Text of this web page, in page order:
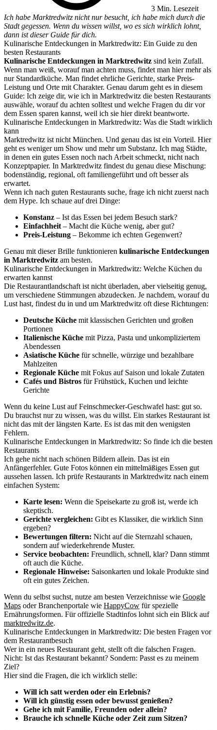
3 Min. Lesezeit
Ich habe Marktredwitz nicht nur besucht, ich habe mich durch die
Stadt gegessen. Wenn du wissen willst, wo es sich wirklich lohnt,
dann ist dieser Guide für dich.
Kulinarische Entdeckungen in Marktredwitz: Ein Guide zu den
besten Restaurants
Kulinarische Entdeckungen in Marktredwitz sind kein Zufall.
Wenn man weiß, worauf man achten muss, findet man hier mehr als
nur Standardküche. Man findet ehrliche Gerichte, starke Preis-
Leistung und Orte mit Charakter. Genau darum geht es in diesem
Guide: Ich zeige dir, wie ich in Marktredwitz die besten Restaurants
auswähle, worauf du achten solltest und welche Fragen du dir vor
dem Essen sparen kannst, weil ich sie hier direkt beantworte.
Kulinarische Entdeckungen in Marktredwitz: Was die Stadt wirklich
kann
Marktredwitz ist nicht München. Und genau das ist ein Vorteil. Hier
geht es weniger um Show und mehr um Substanz. Ich mag Städte,
in denen ein gutes Essen noch nach Arbeit schmeckt, nicht nach
Konzeptpapier. In Marktredwitz findest du genau diese Mischung:
bodenständig, regional, oft familiengeführt und oft besser als
erwartet.
Wenn ich nach guten Restaurants suche, frage ich nicht zuerst nach
dem Hype. Ich schaue auf drei Dinge:
Konstanz – Ist das Essen bei jedem Besuch stark?
Einfachheit – Macht die Küche wenig, aber gut?
Preis-Leistung – Bekomme ich echten Gegenwert?
Genau mit dieser Brille funktionieren kulinarische Entdeckungen
in Marktredwitz am besten.
Kulinarische Entdeckungen in Marktredwitz: Welche Küchen du
erwarten kannst
Die Restaurantlandschaft ist nicht überladen, aber vielseitig genug,
um verschiedene Stimmungen abzudecken. Je nachdem, worauf du
Lust hast, findest du in und um Marktredwitz oft diese Richtungen:
Deutsche Küche mit klassischen Gerichten und großen
Portionen
Italienische Küche mit Pizza, Pasta und unkompliziertem
Abendessen
Asiatische Küche für schnelle, würzige und bezahlbare
Mahlzeiten
Regionale Küche mit Fokus auf Saison und lokale Zutaten
Cafés und Bistros für Frühstück, Kuchen und leichte
Gerichte
Wenn du keine Lust auf Feinschmecker-Geschwafel hast: gut so.
Du brauchst nur zu wissen, was du willst. Ein starkes Restaurant ist
nicht das mit der längsten Karte. Es ist das mit den wenigsten
Fehlern.
Kulinarische Entdeckungen in Marktredwitz: So finde ich die besten
Restaurants
Ich gehe nicht nach schönen Bildern allein. Das ist ein
Anfängerfehler. Gute Fotos können ein mittelmäßiges Essen gut
aussehen lassen. Ich prüfe Restaurants in Marktredwitz nach einem
einfachen System:
Karte lesen: Wenn die Speisekarte zu groß ist, werde ich
skeptisch.
Gerichte vergleichen: Gibt es Klassiker, die wirklich Sinn
ergeben?
Bewertungen filtern: Nicht auf die Sternzahl schauen,
sondern auf wiederkehrende Muster.
Service beobachten: Freundlich, schnell, klar? Dann stimmt
oft auch die Küche.
Regionale Hinweise: Saisonkarten und lokale Produkte sind
oft ein gutes Zeichen.
Wenn du selbst suchst, nutze am besten Verzeichnisse wie Google
Maps oder Branchenportale wie HappyCow für spezielle
Ernährungsformen. Für offizielle Stadtinfos lohnt sich ein Blick auf
marktredwitz.de.
Kulinarische Entdeckungen in Marktredwitz: Die besten Fragen vor
dem Restaurantbesuch
Wer in ein neues Restaurant geht, stellt oft die falschen Fragen.
Nicht: Ist das Restaurant bekannt? Sondern: Passt es zu meinem
Ziel?
Hier sind die Fragen, die ich wirklich stelle:
Will ich satt werden oder ein Erlebnis?
Will ich günstig essen oder bewusst genießen?
Gehe ich mit Familie, Freunden oder allein?
Brauche ich schnelle Küche oder Zeit zum Sitzen?